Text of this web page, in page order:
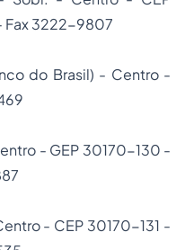
3222-9807
do Brasil) - Centro -
- GEP 30170-130 -
- CEP 30170-131 -